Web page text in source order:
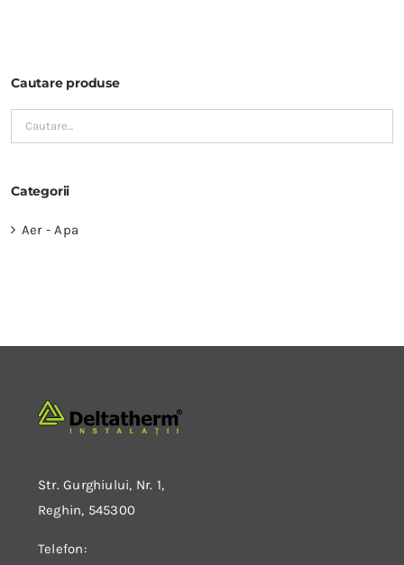
Cautare produse
Categorii
Aer - Apa
Str. Gurghiului, Nr. 1,
Reghin, 545300
Telefon: